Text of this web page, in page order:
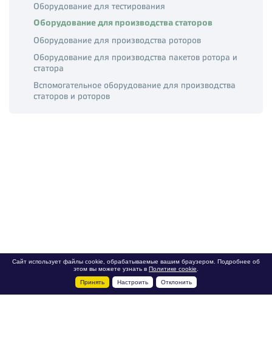
Оборудование для тестирования
Оборудование для производства статоров
Оборудование для производства роторов
Оборудование для производства пакетов ротора и
статора
Вспомогательное оборудование для производства
статоров и роторов
Сайт использует файлы cookie, обрабатываемые вашим браузером. Подробнее об
этом вы можете узнать в Политике cookie
Принять
Настроить Отклонить